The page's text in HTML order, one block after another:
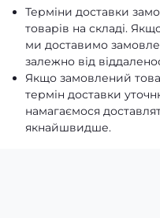
Терміни доставки
товарів на складі.
ми доставимо
залежно від
Якщо замовлений
термін доставки
намагаємося
якнайшвидше.